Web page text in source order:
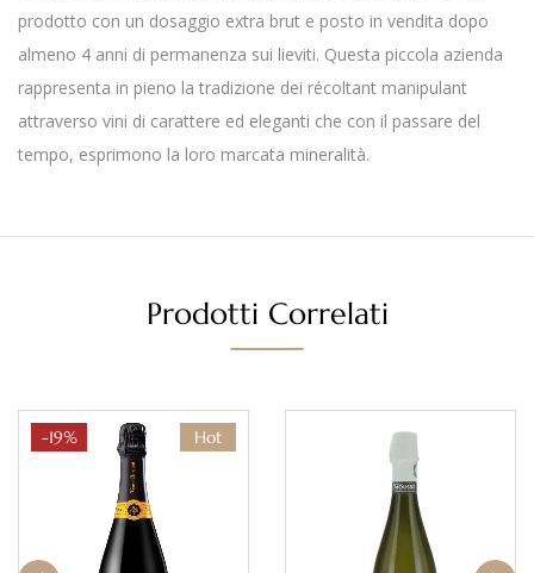
prodotto con un dosaggio extra brut e posto in vendita dopo
almeno 4 anni di permanenza sui lieviti. Questa piccola azienda
rappresenta in pieno la tradizione dei récoltant manipulant
attraverso vini di carattere ed eleganti che con il passare del
tempo, esprimono la loro marcata mineralità.
Prodotti Correlati
Hot
-19%